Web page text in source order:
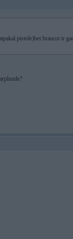
pistole)bet braucot ir